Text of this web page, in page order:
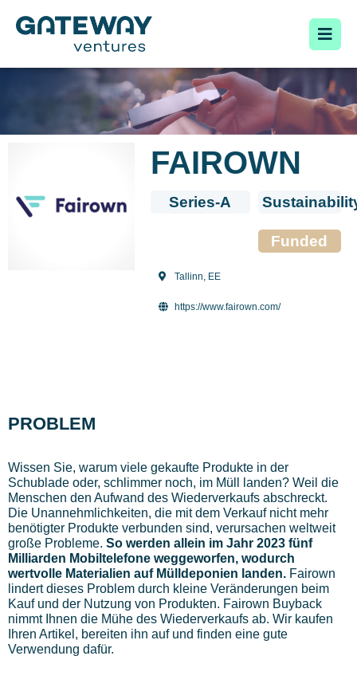
FAIROWN
Series-A
Funded
Tallinn, EE
https://www.fairown.com/
PROBLEM
Wissen Sie, warum viele gekaufte Produkte in der
Schublade oder, schlimmer noch, im Müll landen? Weil die
Menschen den Aufwand des Wiederverkaufs abschreckt.
Die Unannehmlichkeiten, die mit dem Verkauf nicht mehr
benötigter Produkte verbunden sind, verursachen weltweit
große Probleme. So werden allein im Jahr 2023 fünf
Milliarden Mobiltelefone weggeworfen, wodurch
wertvolle Materialien auf Mülldeponien landen. Fairown
lindert dieses Problem durch kleine Veränderungen beim
Kauf und der Nutzung von Produkten. Fairown Buyback
nimmt Ihnen die Mühe des Wiederverkaufs ab. Wir kaufen
Ihren Artikel, bereiten ihn auf und finden eine gute
Verwendung dafür.